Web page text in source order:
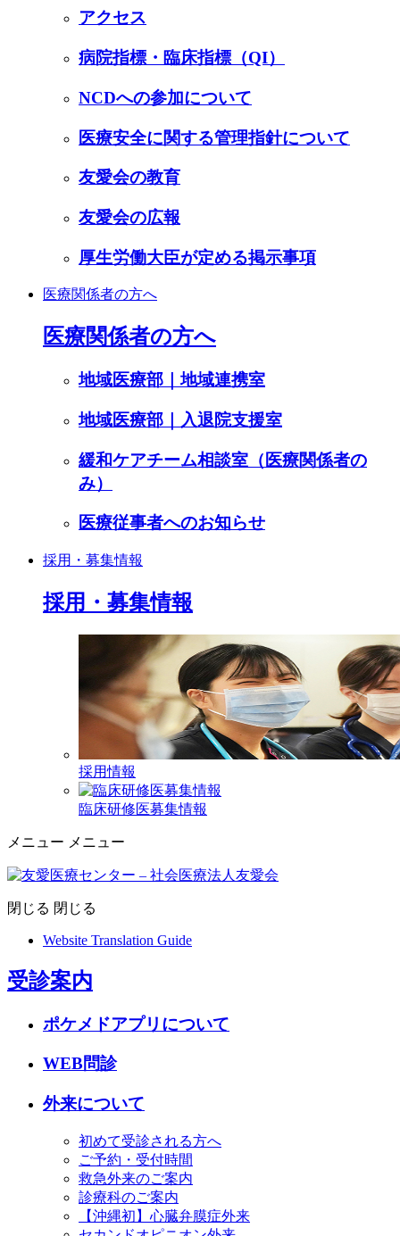
アクセス
病院指標・臨床指標（QI）
NCDへの参加について
医療安全に関する管理指針について
友愛会の教育
友愛会の広報
厚生労働大臣が定める掲示事項
医療関係者の方へ
医療関係者の方へ
地域医療部｜地域連携室
地域医療部｜入退院支援室
緩和ケアチーム相談室（医療関係者の
み）
医療従事者へのお知らせ
採用・募集情報
採用・募集情報
採用情報
臨床研修医募集情報
メニュー メニュー
閉じる 閉じる
Website Translation Guide
受診案内
ポケメドアプリについて
WEB問診
外来について
初めて受診される方へ
ご予約・受付時間
救急外来のご案内
診療科のご案内
【沖縄初】心臓弁膜症外来